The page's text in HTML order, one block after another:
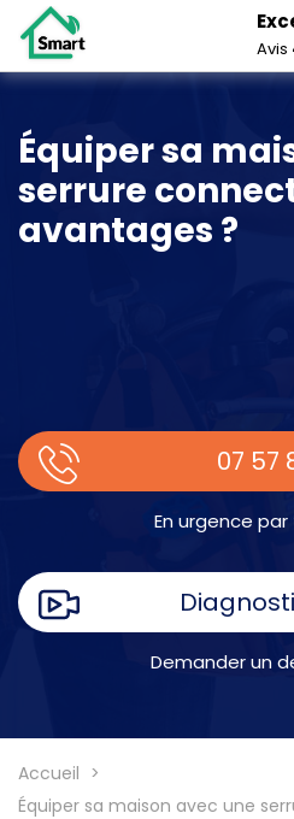
Avis
Équiper sa
serrure
avantages ?
07 57
En urgence
Demander un
Accueil
Équiper sa maison avec une